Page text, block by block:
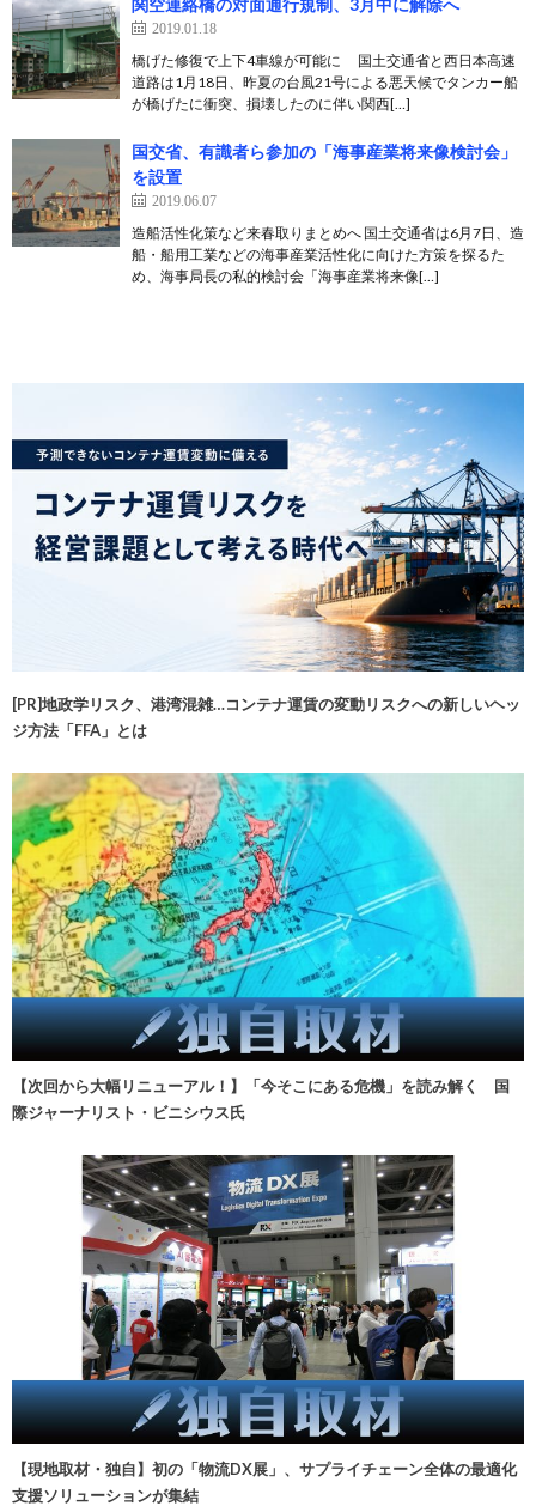
関空連絡橋の対面通行規制、3月中に解除へ
2019.01.18
橋げた修復で上下4車線が可能に 国土交通省と西日本高速
道路は1月18日、昨夏の台風21号による悪天候でタンカー船
が橋げたに衝突、損壊したのに伴い関西[…]
国交省、有識者ら参加の「海事産業将来像検討会」
を設置
2019.06.07
造船活性化策など来春取りまとめへ 国土交通省は6月7日、造
船・船用工業などの海事産業活性化に向けた方策を探るた
め、海事局長の私的検討会「海事産業将来像[…]
[PR]地政学リスク、港湾混雑…コンテナ運賃の変動リスクへの新しいヘッ
ジ方法「FFA」とは
【次回から大幅リニューアル！】「今そこにある危機」を読み解く 国
際ジャーナリスト・ビニシウス氏
【現地取材・独自】初の「物流DX展」、サプライチェーン全体の最適化
支援ソリューションが集結